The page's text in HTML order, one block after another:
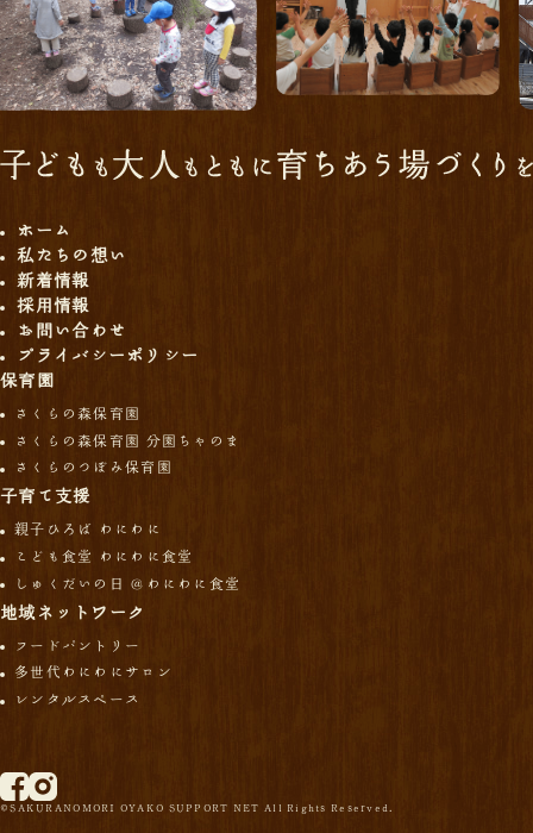
ホーム
私たちの想い
新着情報
採用情報
お問い合わせ
プライバシーポリシー
保育園
さくらの森保育園
さくらの森保育園 分園ちゃのま
さくらのつぼみ保育園
子育て支援
親子ひろば わにわに
こども食堂 わにわに食堂
しゅくだいの日 ＠わにわに食堂
地域ネットワーク
フードパントリー
多世代わにわにサロン
レンタルスペース
©SAKURANOMORI OYAKO SUPPORT NET All Rights Reserved.